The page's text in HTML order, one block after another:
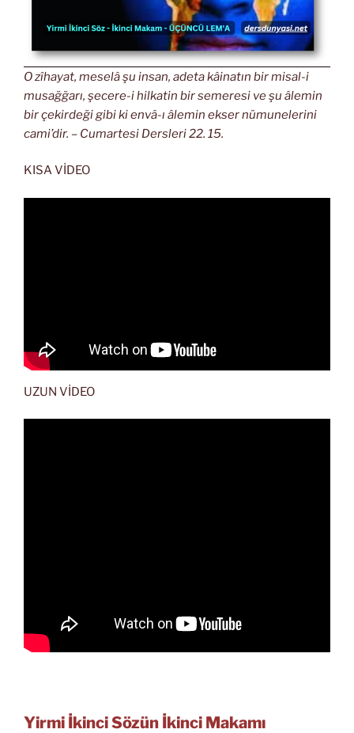
O zîhayat, meselâ şu insan, adeta kâinatın bir misal-i
musağğarı, şecere-i hilkatin bir semeresi ve şu âlemin
bir çekirdeği gibi ki envâ-ı âlemin ekser nümunelerini
cami’dir. – Cumartesi Dersleri 22. 15.
KISA VİDEO
UZUN VİDEO
Yirmi İkinci Sözün İkinci Makamı